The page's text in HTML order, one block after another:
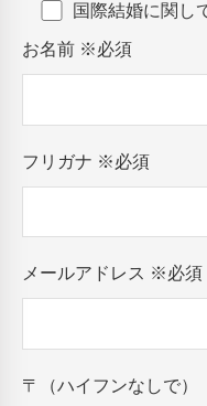
国際結婚に関し
お名前 ※必須
フリガナ ※必須
メールアドレス ※必須
〒（ハイフンなしで）